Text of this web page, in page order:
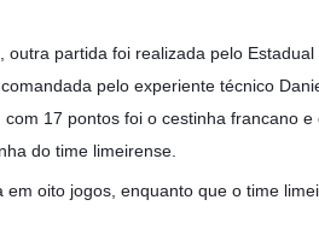
partida foi realizada pelo
pelo experiente técnico
17 pontos foi o cestinha francano
do time limeirense.
em oito jogos, enquanto que o time